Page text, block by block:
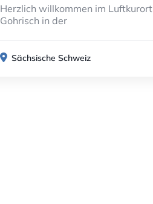
Herzlich willkommen im Luftkurort
Gohrisch in der
Sächsische Schweiz